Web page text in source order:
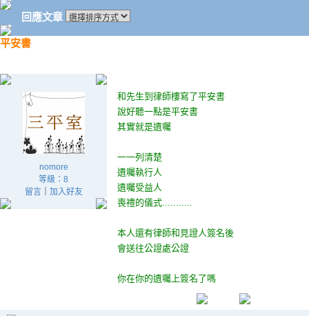
回應文章
平安書
nomore
等級：8
留言｜ 加入好友
和先生到律師樓寫了平安書
說好聽一點是平安書
其實就是遺囑
一一列清楚
遺囑執行人
遺囑受益人
喪禮的儀式...........
本人還有律師和見證人簽名後
會送往公證處公證
你在你的遺囑上簽名了嗎